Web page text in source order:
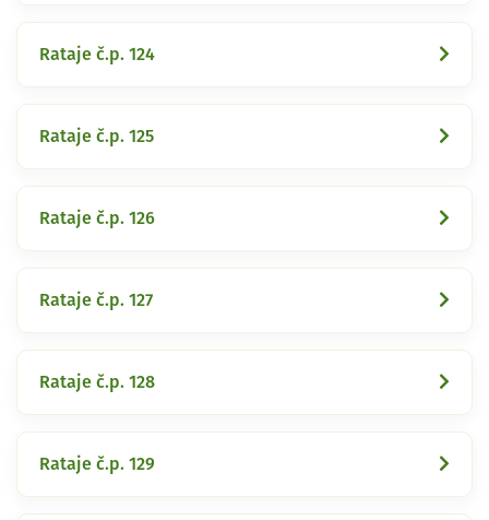
Rataje č.p. 124
Rataje č.p. 125
Rataje č.p. 126
Rataje č.p. 127
Rataje č.p. 128
Rataje č.p. 129